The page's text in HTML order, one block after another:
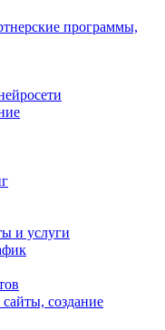
программы,
и услуги
создание